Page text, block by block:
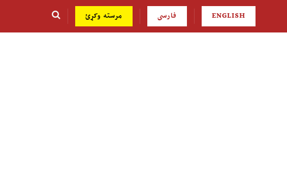
ENGLISH فارسی مرسته وکړئ